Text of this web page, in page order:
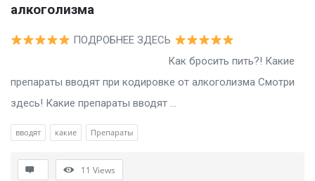
алкоголизма
ПОДРОБНЕЕ ЗДЕСЬ
Как бросить пить?! Какие
препараты вводят при кодировке от алкоголизма Смотри
здесь! Какие препараты вводят ...
вводят какие Препараты
11 Views